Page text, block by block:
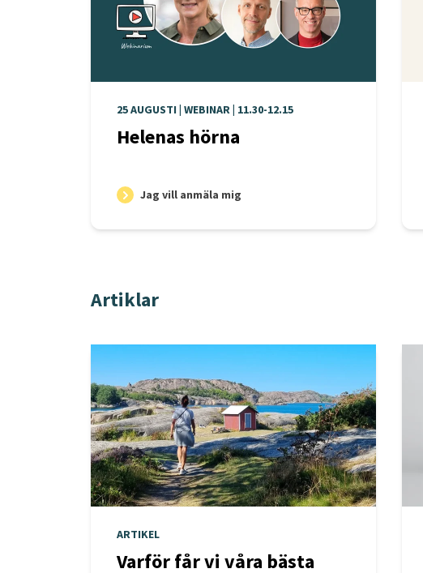
25 AUGUSTI | WEBINAR | 11.30-12.15
Helenas hörna
Jag vill anmäla mig
Artiklar
ARTIKEL
Varför får vi våra bästa